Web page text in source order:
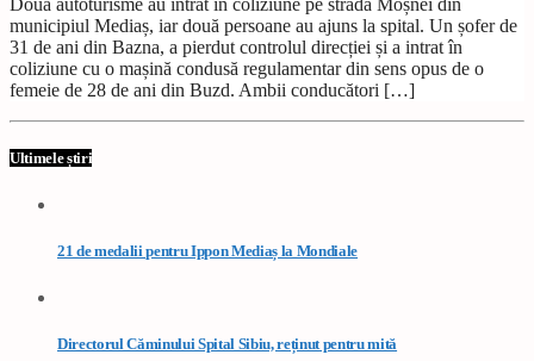
municipiul Mediaș, iar două persoane au ajuns la spital. Un șofer de
31 de ani din Bazna, a pierdut controlul direcției și a intrat în
coliziune cu o mașină condusă regulamentar din sens opus de o
femeie de 28 de ani din Buzd. Ambii conducători […]
Ultimele știri
21 de medalii pentru Ippon Mediaș la Mondiale
Directorul Căminului Spital Sibiu, reținut pentru mită